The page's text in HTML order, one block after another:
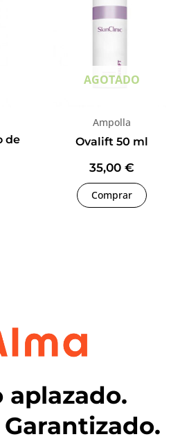
de
AGOTADO
Ampolla
Ovalift 50 ml
35,00 €
Comprar
aplazado.